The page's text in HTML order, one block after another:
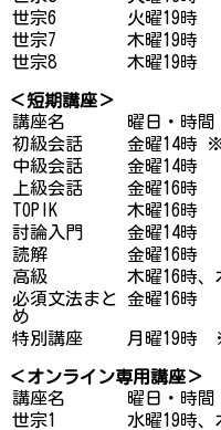
世宗6
火曜19時
世宗7
木曜19時
世宗8
木曜19時
＜短期講座＞
講座名
曜日・時間
初級会話
金曜14時
中級会話
金曜14時
上級会話
金曜16時
TOPIK
木曜16時
討論入門
金曜14時
読解
金曜16時
高級
木曜16時、
必須文法まと
め
金曜16時
特別講座 月曜19時
＜オンライン専用講座＞
講座名
曜日・時間
世宗1
水曜19時、